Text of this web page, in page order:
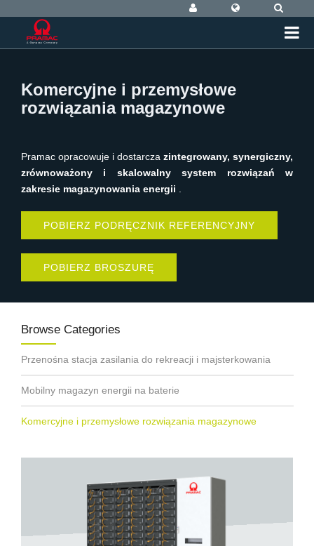
Komercyjne i przemysłowe
rozwiązania magazynowe
Pramac opracowuje i dostarcza zintegrowany, synergiczny,
zrównoważony i skalowalny system rozwiązań w
zakresie magazynowania energii
POBIERZ PODRĘCZNIK REFERENCYJNY
POBIERZ BROSZURĘ
Browse Categories
Przenośna stacja zasilania do rekreacji i majsterkowania
Mobilny magazyn energii na baterie
Komercyjne i przemysłowe rozwiązania magazynowe